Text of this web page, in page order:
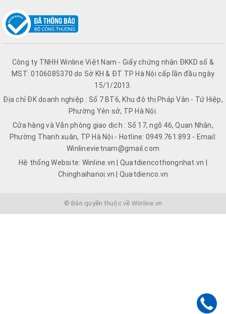
Công ty TNHH Winline Việt Nam - Giấy chứng nhận ĐKKD số &
MST: 0106085370 do Sở KH & ĐT TP Hà Nội cấp lần đầu ngày
15/1/2013.
Địa chỉ ĐK doanh nghiệp : Số 7 BT6, Khu đô thị Pháp Vân - Tứ Hiệp,
Phường Yên sở, TP Hà Nội.
Cửa hàng và Văn phòng giao dịch : Số 17, ngõ 46, Quan Nhân,
Phường Thanh xuân, TP Hà Nội - Hotline: 0949.761.893 - Email:
Winlinevietnam@gmail.com
Hệ thống Website: Winline.vn | Quatdiencothongnhat.vn |
Chinghaihanoi.vn | Quatdienco.vn
© Bản quyền thuộc về Winline.vn